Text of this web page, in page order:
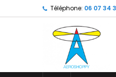
Téléphone: 06 07 34